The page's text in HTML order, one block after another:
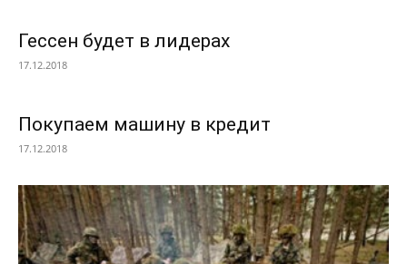
Гессен будет в лидерах
17.12.2018
Покупаем машину в кредит
17.12.2018